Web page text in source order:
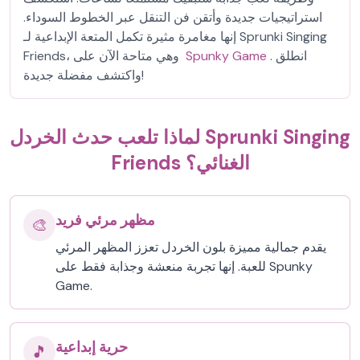
استراتيجيات جديدة وأتقن فن التنقل عبر الخطوط السوداء.
إنها مغامرة مثيرة تكمل المتعة الإبداعية لـ Sprunki Singing
Spunky Game . انطلق
واكتشف مفضلة جديدة!
لماذا تلعب حدث الخردل Sprunki Singing
Friends الغنائي؟
🎨 مظهر مرئي فريد
يقدم جمالية مميزة بلون الخردل تعزز المظهر المرئي
للعبة. إنها تجربة منعشة وجذابة فقط على Spunky
Game.
🎵 حرية إبداعية